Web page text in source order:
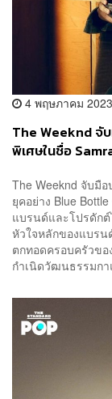
4 พฤษภาคม 2023
The Weeknd จั
พิเศษในชื่อ
The Weeknd จับมื
ยุคอย่าง Blue
แบรนด์และโปรดักต์
หัวใจหลักของแบรน
ตกทอดครอบครัวขอ
กำเนิดวัฒนธรรมก